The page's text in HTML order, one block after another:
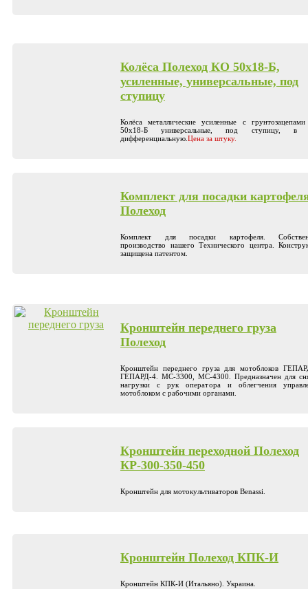
Колёса Полеход КО 50х18-Б,
усиленные, универсальные, под
ступицу
Колёса металлические усиленные с
50х18-Б универсальные, под ступицу, в
дифференциальную. Цена за штуку.
Комплект для посадки
Полеход
Комплект для посадки картофеля.
производство нашего Технического центра.
защищена патентом.
Кронштейн переднего груза
Полеход
Кронштейн переднего груза для мотоблоков
ГЕПАРД-4. МС-3300, МС-4300. Предназначен для
нагрузки с рук оператора и облегчения
мотоблоком с рабочими органами.
Кронштейн переходной Полеход
КР-300-350-450
Кронштейн для мотокультиваторов Benassi.
Кронштейн Полеход КПК-И
Кронштейн КПК-И (Итальяно). Украина.